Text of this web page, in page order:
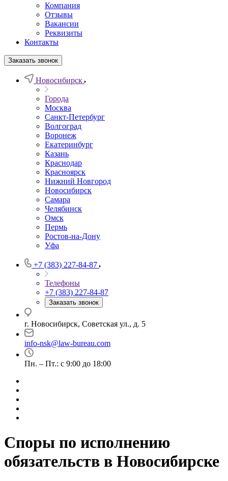
Компания
Отзывы
Вакансии
Реквизиты
Контакты
Заказать звонок
Новосибирск
Города
Москва
Санкт-Петербург
Волгоград
Воронеж
Екатеринбург
Казань
Краснодар
Красноярск
Нижний Новгород
Новосибирск
Самара
Челябинск
Омск
Пермь
Ростов-на-Дону
Уфа
+7 (383) 227-84-87
Телефоны
+7 (383) 227-84-87
Заказать звонок
г. Новосибирск, Советская ул., д. 5
info-nsk@law-bureau.com
Пн. – Пт.: с 9:00 до 18:00
Споры по исполнению
обязательств в Новосибирске